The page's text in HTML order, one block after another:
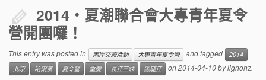
2014・夏潮聯合會大專青年夏令
營開團囉！
This entry was posted in 兩岸交流活動 大專青年夏令營 and tagged
2014
北京
哈爾濱 夏令營 重慶 長江三峽 黑龍江 on2014-04-10byilgnohz.